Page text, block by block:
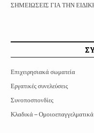
ΣΗΜΕΙΩΣΕΙΣ ΓΙΑ ΤΗΝ
Επιχειρησιακά σωματεία
Εργατικές συνελεύσεις
Συνοποσπονδίες
Κλαδικά –